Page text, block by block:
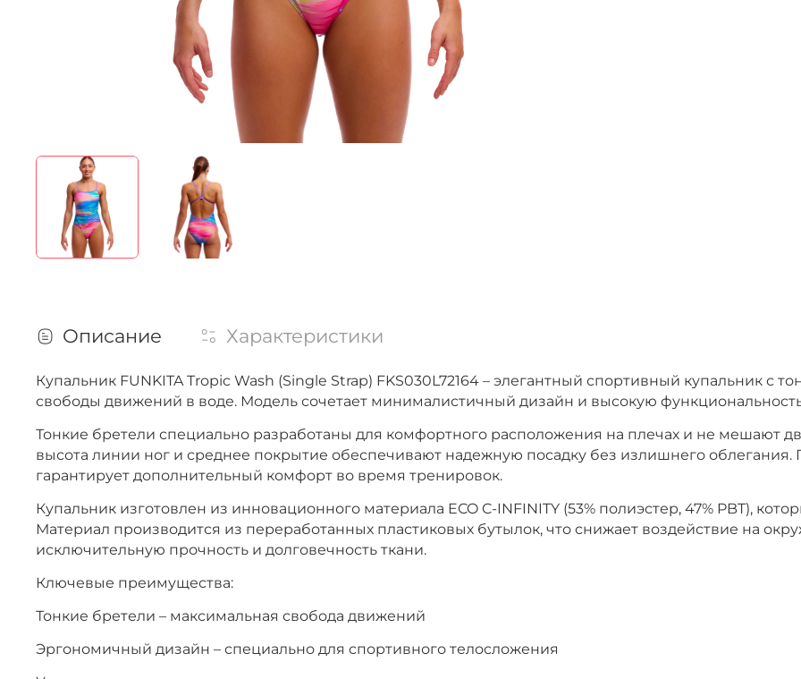
Описание Характеристики
Купальник FUNKITA Tropic Wash (Single Strap) FKS030L72164 – элегантный спортивный купальник с
свободы движений в воде. Модель сочетает минималистичный дизайн и высокую
Тонкие бретели специально разработаны для комфортного расположения на плечах и не мешают
высота линии ног и среднее покрытие обеспечивают надежную посадку без излишнего облегания.
гарантирует дополнительный комфорт во время тренировок.
Купальник изготовлен из инновационного материала ECO C-INFINITY (53% полиэстер, 47% PBT),
Материал производится из переработанных пластиковых бутылок, что снижает воздействие на
исключительную прочность и долговечность ткани.
Ключевые преимущества:
Тонкие бретели – максимальная свобода движений
Эргономичный дизайн – специально для спортивного телосложения